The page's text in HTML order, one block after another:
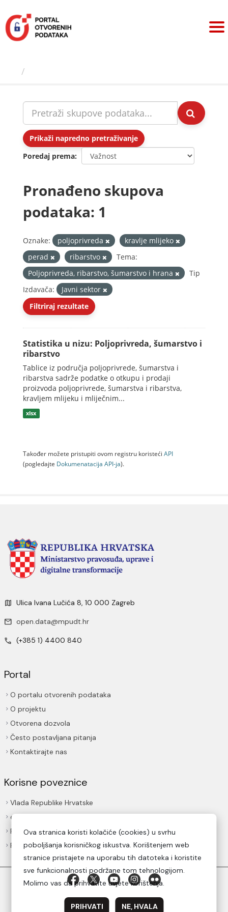
sadržaj
Prikaži napredno pretraživanje
Poredaj prema
Pronađeno skupova
podataka: 1
Oznake: poljoprivreda
kravlje mlijeko
perad
ribarstvo
Tema:
Poljoprivreda, ribarstvo, šumarstvo i hrana
Tip
Izdavača:
Javni sektor
Filtriraj rezultate
Statistika u nizu: Poljoprivreda, šumarstvo i
ribarstvo
Tablice iz područja poljoprivrede, šumarstva i
ribarstva sadrže podatke o otkupu i prodaji
proizvoda poljoprivrede, šumarstva i ribarstva,
kravljem mlijeku i mliječnim...
xlsx
Također možete pristupiti ovom registru koristeći API
(pogledajte Dokumenаtаcijа API-jа).